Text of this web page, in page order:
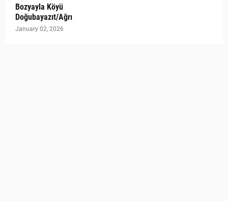
Bozyayla Köyü
Doğubayazıt/Ağrı
January 02, 2026